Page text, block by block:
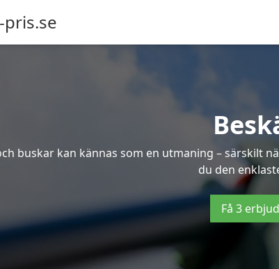
buskar kan kännas som en utmaning – särskilt
du den
Få 3